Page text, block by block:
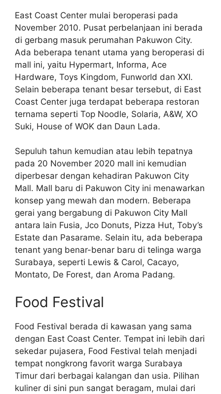
East Coast Center mulai beroperasi pada
November 2010. Pusat perbelanjaan ini berada
di gerbang masuk perumahan Pakuwon City.
Ada beberapa tenant utama yang beroperasi di
mall ini, yaitu Hypermart, Informa, Ace
Hardware, Toys Kingdom, Funworld dan XXI.
Selain beberapa tenant besar tersebut, di East
Coast Center juga terdapat beberapa restoran
ternama seperti Top Noodle, Solaria, A&W, XO
Suki, House of WOK dan Daun Lada.
Sepuluh tahun kemudian atau lebih tepatnya
pada 20 November 2020 mall ini kemudian
diperbesar dengan kehadiran Pakuwon City
Mall. Mall baru di Pakuwon City ini menawarkan
konsep yang mewah dan modern. Beberapa
gerai yang bergabung di Pakuwon City Mall
antara lain Fusia, Jco Donuts, Pizza Hut, Toby’s
Estate dan Pasarame. Selain itu, ada beberapa
tenant yang benar-benar baru di telinga warga
Surabaya, seperti Lewis & Carol, Cacayo,
Montato, De Forest, dan Aroma Padang.
Food Festival
Food Festival berada di kawasan yang sama
dengan East Coast Center. Tempat ini lebih dari
sekedar pujasera, Food Festival telah menjadi
tempat nongkrong favorit warga Surabaya
Timur dari berbagai kalangan dan usia. Pilihan
kuliner di sini pun sangat beragam, mulai dari